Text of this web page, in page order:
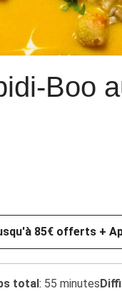
Boo
85€ offerts +
total: 55 minutes